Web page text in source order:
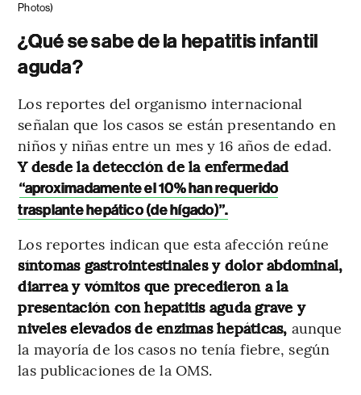
Photos)
¿Qué se sabe de la hepatitis infantil
aguda?
Los reportes del organismo internacional
señalan que los casos se están presentando en
niños y niñas entre un mes y 16 años de edad.
Y desde la detección de la enfermedad
“aproximadamente el 10% han requerido
trasplante hepático (de hígado)”.
Los reportes indican que esta afección reúne
síntomas gastrointestinales y dolor abdominal,
diarrea y vómitos que precedieron a la
presentación con hepatitis aguda grave y
niveles elevados de enzimas hepáticas, aunque
la mayoría de los casos no tenía fiebre, según
las publicaciones de la OMS.